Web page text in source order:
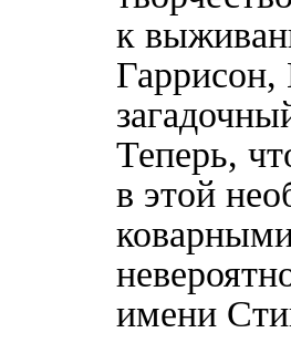
к
Теперь,
в этой
имени